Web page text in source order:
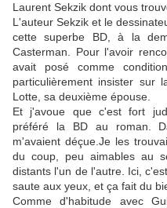
Laurent Sekzik dont vous
L'auteur Sekzik et le
cette superbe BD, à la
Casterman. Pour l'avoir
avait posé comme
particulièrement insister sur
Lotte, sa deuxième épouse.
Et j'avoue que c'est fort
préféré la BD au roman.
m'avaient déçue.Je les
du coup, peu aimables au
distants l'un de l'autre. Ici,
saute aux yeux, et ça fait du
Comme d'habitude avec